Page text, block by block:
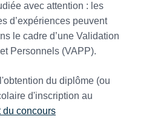
avec attention : les
d’expériences peuvent
le cadre d’une Validation
Personnels (VAPP).
du diplôme (ou
d'inscription au
du concours